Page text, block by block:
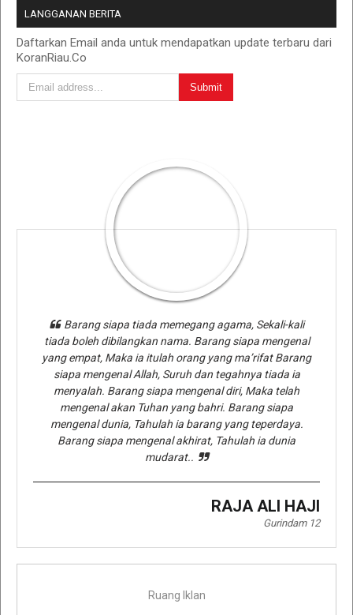
LANGGANAN BERITA
Daftarkan Email anda untuk mendapatkan update terbaru dari
KoranRiau.Co
Barang siapa tiada memegang agama, Sekali-kali
tiada boleh dibilangkan nama. Barang siapa mengenal
yang empat, Maka ia itulah orang yang ma’rifat Barang
siapa mengenal Allah, Suruh dan tegahnya tiada ia
menyalah. Barang siapa mengenal diri, Maka telah
mengenal akan Tuhan yang bahri. Barang siapa
mengenal dunia, Tahulah ia barang yang teperdaya.
Barang siapa mengenal akhirat, Tahulah ia dunia
mudarat..
RAJA ALI HAJI
Gurindam 12
Ruang Iklan